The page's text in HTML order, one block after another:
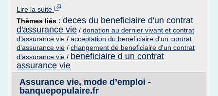
Lire la suite
Thèmes liés : deces du beneficiaire d'un contrat
d'assurance vie / donation au dernier vivant et contrat
d'assurance vie / acceptation du beneficiaire d'un contrat
d'assurance vie / changement de beneficiaire d'un contrat
d'assurance vie / beneficiaire d un contrat
assurance vie
Assurance vie, mode d’emploi -
banquepopulaire.fr